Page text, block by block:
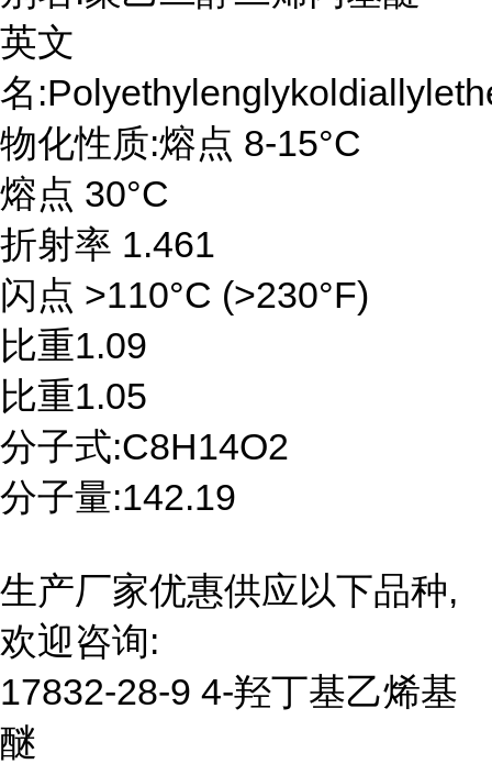
英文
名
物化性质:熔点 8-15°C
熔点 30°C
折射率 1.461
闪点 >110°C (>230°F)
比重1.09
比重1.05
分子式:C8H14O2
分子量:142.19
生产厂家优惠供应以下品种,
欢迎咨询:
17832-28-9 4-羟丁基乙烯基
醚